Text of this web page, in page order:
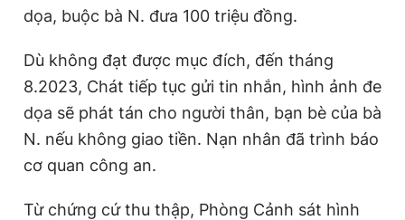
dọa, buộc bà N. đưa 100 triệu đồng.
Dù không đạt được mục đích, đến tháng
8.2023, Chát tiếp tục gửi tin nhắn, hình ảnh đe
dọa sẽ phát tán cho người thân, bạn bè của bà
N. nếu không giao tiền. Nạn nhân đã trình báo
cơ quan công an.
Từ chứng cứ thu thập, Phòng Cảnh sát hình